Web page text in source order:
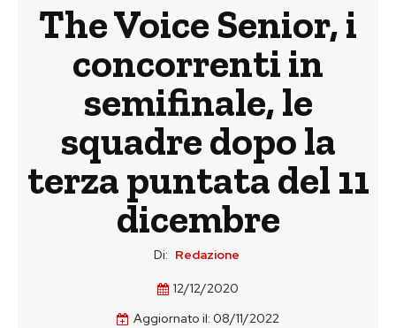
The Voice Senior, i
concorrenti in
semifinale, le
squadre dopo la
terza puntata del 11
dicembre
Di: Redazione
12/12/2020
Aggiornato il: 08/11/2022